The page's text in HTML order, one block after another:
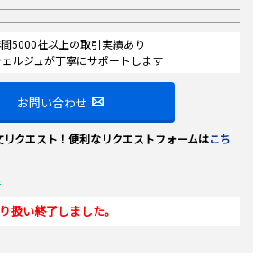
5000社以上の取引実績あり
ルジュが丁寧にサポートします
お問い合わせ
クエスト！便利なリクエストフォームはこち
扱い終了しました。